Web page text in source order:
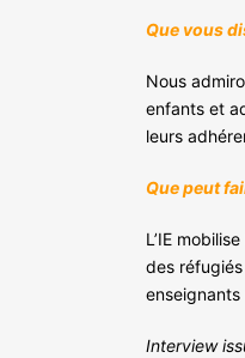
Que vous
Nous
enfants et
leurs
Que peut
L’IE
des
Interview